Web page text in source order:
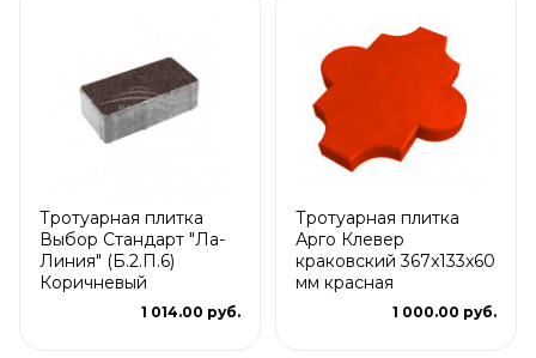
Тротуарная плитка
Выбор Стандарт "Ла-
Линия" (Б.2.П.6)
Коричневый
1 014.00 руб.
Тротуарная плитка
Арго Клевер
краковский 367x133x60
мм красная
1 000.00 руб.